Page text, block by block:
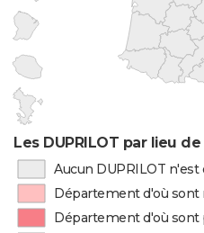
Les DUPRILOT par lieu
Aucun DUPRILOT
Département d'où sont
Département d'où sont